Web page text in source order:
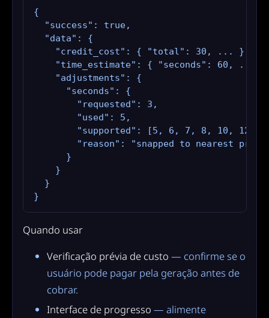
{
  "success": true,
  "data": {
    "credit_cost": { "total": 30, ... },
"time_estimate": { "seconds": 60, ...
    "adjustments": {
      "seconds": {
        "requested": 3,
        "used": 5,
"supported": [5, 6, 7, 8, 10, 12,
"reason": "snapped to nearest
      }
    }
  }
}
Quando usar
Verificação prévia de custo — confirme se o
usuário pode pagar pela geração antes de
cobrar.
Interface de progresso — alimente